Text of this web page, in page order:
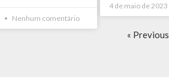
Nenhum comentário
4 de maio de 2023
« Previous